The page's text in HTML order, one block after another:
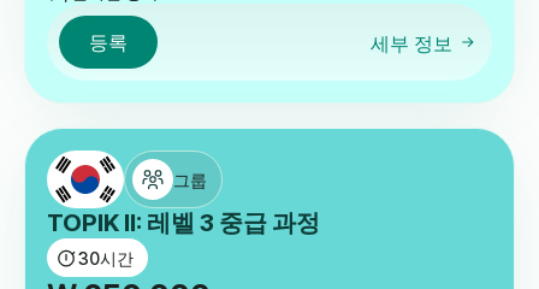
15분
₩ 21,500
유연한 시간
수업 시간: 대한민국(GMT+9)
유연한 하루
유연한 시작 날짜
CEFR-Aligned
원어민 강사
등록